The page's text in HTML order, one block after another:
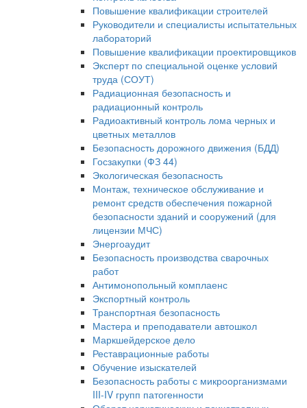
Повышение квалификации строителей
Руководители и специалисты испытательных
лабораторий
Повышение квалификации проектировщиков
Эксперт по специальной оценке условий
труда (СОУТ)
Радиационная безопасность и
радиационный контроль
Радиоактивный контроль лома черных и
цветных металлов
Безопасность дорожного движения (БДД)
Госзакупки (ФЗ 44)
Экологическая безопасность
Монтаж, техническое обслуживание и
ремонт средств обеспечения пожарной
безопасности зданий и сооружений (для
лицензии МЧС)
Энергоаудит
Безопасность производства сварочных
работ
Антимонопольный комплаенс
Экспортный контроль
Транспортная безопасность
Мастера и преподаватели автошкол
Маркшейдерское дело
Реставрационные работы
Обучение изыскателей
Безопасность работы с микроорганизмами
III-IV групп патогенности